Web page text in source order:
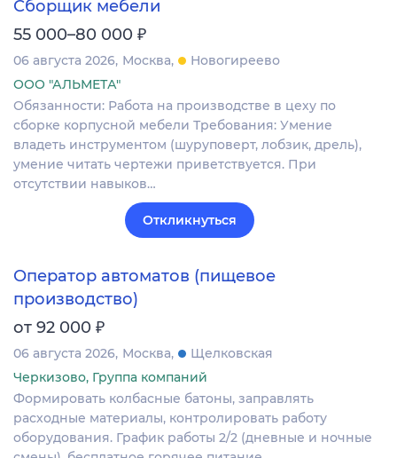
Сборщик мебели
55 000–80 000 ₽
06 августа 2026 Москва
Новогиреево
ООО "АЛЬМЕТА"
Обязанности: Работа на производстве в цеху по
сборке корпусной мебели Требования: Умение
владеть инструментом (шуруповерт, лобзик, дрель),
умение читать чертежи приветствуется. При
отсутствии навыков…
Откликнуться
Оператор автоматов (пищевое
производство)
от 92 000 ₽
06 августа 2026 Москва
Щелковская
Черкизово, Группа компаний
Формировать колбасные батоны, заправлять
расходные материалы, контролировать работу
оборудования. График работы 2/2 (дневные и ночные